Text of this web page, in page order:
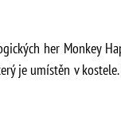
her Monkey
je umístěn v